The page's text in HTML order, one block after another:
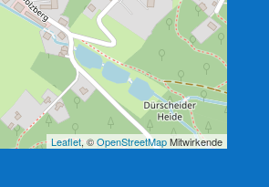
Leaflet, ©OpenStreetMapMitwirkende